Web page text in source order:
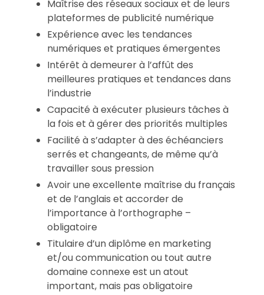
Maîtrise des réseaux sociaux et de leurs
plateformes de publicité numérique
Expérience avec les tendances
numériques et pratiques émergentes
Intérêt à demeurer à l’affût des
meilleures pratiques et tendances dans
l’industrie
Capacité à exécuter plusieurs tâches à
la fois et à gérer des priorités multiples
Facilité à s’adapter à des échéanciers
serrés et changeants, de même qu’à
travailler sous pression
Avoir une excellente maîtrise du français
et de l’anglais et accorder de
l’importance à l’orthographe –
obligatoire
Titulaire d’un diplôme en marketing
et/ou communication ou tout autre
domaine connexe est un atout
important, mais pas obligatoire